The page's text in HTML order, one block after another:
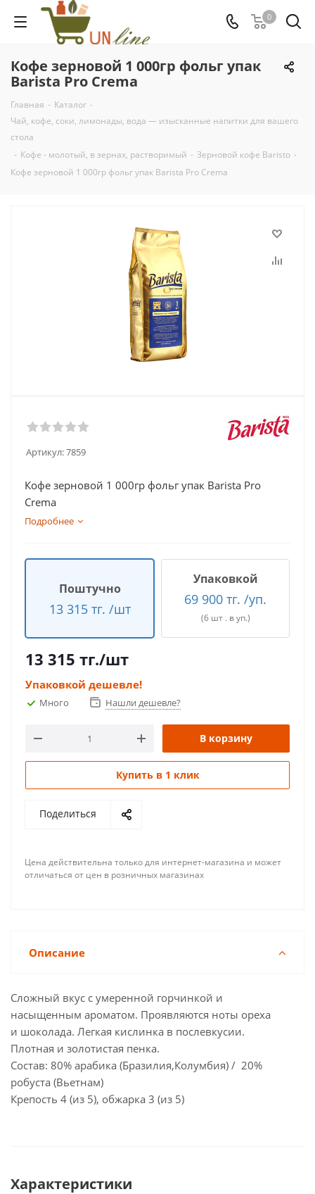
0
Кофе зерновой 1 000гр фольг упак
Barista Pro Crema
Главная - Каталог -
Чай, кофе, соки, лимонады, вода — изысканные напитки для вашего
стола
- Кофе - молотый, в зернах, растворимый - Зерновой кофе Baristo -
Кофе зерновой 1 000гр фольг упак Barista Pro Crema
Артикул:7859
Кофе зерновой 1 000гр фольг упак Barista Pro
Crema
Подробнее
Поштучно
13 315 тг. /шт
Упаковкой
69 900 тг. /уп.
(6 шт . в уп.)
13 315 тг./шт
Упаковкой дешевле!
Много Нашли дешевле?
В корзину
Купить в 1 клик
Поделиться
Цена действительна только для интернет-магазина и может
отличаться от цен в розничных магазинах
Описание
Сложный вкус с умеренной горчинкой и
насыщенным ароматом. Проявляются ноты ореха
и шоколада. Легкая кислинка в послевкусии.
Плотная и золотистая пенка.
Состав: 80% арабика (Бразилия,Колумбия) / 20%
робуста (Вьетнам)
Крепость 4 (из 5), обжарка 3 (из 5)
Характеристики